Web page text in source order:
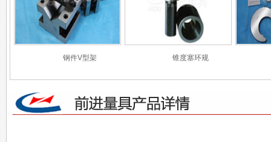
钢件V型架 锥度塞环规